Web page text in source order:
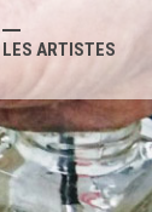
LES ARTISTES